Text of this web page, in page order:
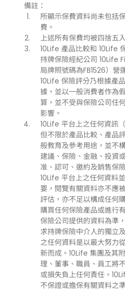
備註：
所顯示保費資料尚未包括
費。
上述所有保費均被四捨五
10Life 產品比較和 10Life
持牌保險經紀公司 10Life
局牌照號碼為FB1526）營
10Life 保險評分乃根據產
據，並以一般消費者作為
算，並不受與保險公司任
影響。
10Life 平台上之任何資訊
但不限於產品比較、產品
般教育及參考用途，並不
建議、保險、金融、投資
准、認可、邀約及銷售保
10Life 平台上之任何資料
要，閱覽有關資料亦不應
評估，亦不足以構成任何
購買任何保險產品或進行
保險公司提供的資料為準
求持牌保險中介人的獨立
之任何資料是以最大努力
新而成。10Life 集團及其
理、董事、職員、員工將
或損失負上任何責任。
不保證或擔保有關資料之